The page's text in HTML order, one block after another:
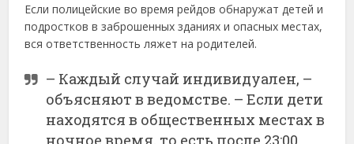
Если полицейские во время рейдов обнаружат детей и
подростков в заброшенных зданиях и опасных местах,
вся ответственность ляжет на родителей.
– Каждый случай индивидуален, –
объясняют в ведомстве. – Если дети
находятся в общественных местах в
ночное время, то есть после 23:00